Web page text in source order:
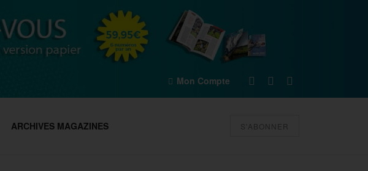
Mon Compte
ARCHIVES MAGAZINES S'ABONNER